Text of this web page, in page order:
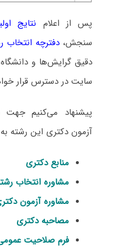
پس از اعلام نتایج
سنجش، دفترچه انتخاب
دقیق گرایش‌ها و
سایت در دسترس قرار
پیشنهاد می‌کنیم
آزمون دکتری این رشته
منابع دکتری
مشاوره انتخاب
مشاوره آزمون
مصاحبه دکتری
فرم صلاحیت